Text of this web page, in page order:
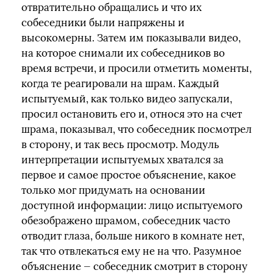
отвратительно обращались и что их
собеседники были напряжены и
высокомерны. Затем им показывали видео,
на которое снимали их собеседников во
время встречи, и просили отметить моменты,
когда те реагировали на шрам. Каждый
испытуемый, как только видео запускали,
просил остановить его и, относя это на счет
шрама, показывал, что собеседник посмотрел
в сторону, и так весь просмотр. Модуль
интерпретации испытуемых хватался за
первое и самое простое объяснение, какое
только мог придумать на основании
доступной информации: лицо испытуемого
обезображено шрамом, собеседник часто
отводит глаза, больше никого в комнате нет,
так что отвлекаться ему не на что. Разумное
объяснение — собеседник смотрит в сторону